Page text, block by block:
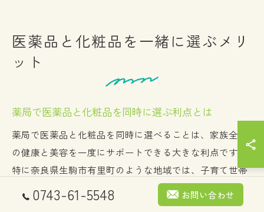
医薬品と化粧品を一緒に選ぶメリ
ット
薬局で医薬品と化粧品を同時に選ぶ利点とは
薬局で医薬品と化粧品を同時に選べることは、家族全員
の健康と美容を一度にサポートできる大きな利点です。
特に奈良県生駒市有里町のような地域では、子育て世帯
や高齢者世帯が多く、日常の買い物を効率よく済ませた
いというニーズが高まっています。
0743-61-5548 お問い合わせ